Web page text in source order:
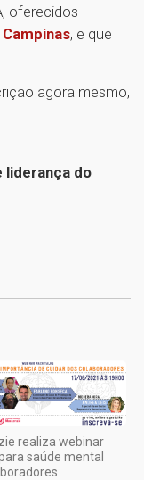
oferecidos
Campinas, e que
agora mesmo,
liderança do
realiza webinar
saúde mental